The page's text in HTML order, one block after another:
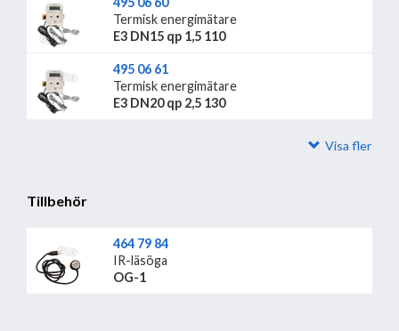
Termisk energimätare
E3 DN15 qp 1,5 110
495 06 61
Termisk energimätare
E3 DN20 qp 2,5 130
Visa fler
Tillbehör
464 79 84
IR-läsöga
OG-1